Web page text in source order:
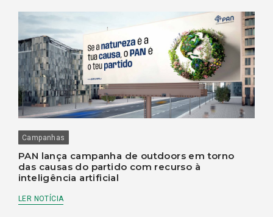
Campanhas
PAN lança campanha de outdoors em torno
das causas do partido com recurso à
inteligência artificial
LER NOTÍCIA